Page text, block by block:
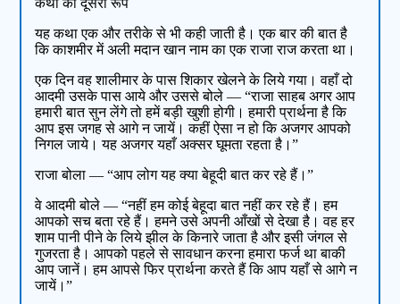
कथा का दूसरा रूप
यह कथा एक और तरीके से भी कही जाती है। एक बार की बात है
कि काशमीर में अली मदान खान नाम का एक राजा राज करता था।
एक दिन वह शालीमार के पास शिकार खेलने के लिये गया। वहाँ दो
आदमी उसके पास आये और उससे बोले — “राजा साहब अगर आप
हमारी बात सुन लेंगे तो हमें बड़ी खुशी होगी। हमारी प्रार्थना है कि
आप इस जगह से आगे न जायें। कहीं ऐसा न हो कि अजगर आपको
निगल जाये। यह अजगर यहाँ अक्सर घूमता रहता है।”
राजा बोला — “आप लोग यह क्या बेहूदी बात कर रहे हैं।”
वे आदमी बोले — “नहीं हम कोई बेहूदा बात नहीं कर रहे हैं। हम
आपको सच बता रहे हैं। हमने उसे अपनी आँखों से देखा है। वह हर
शाम पानी पीने के लिये झील के किनारे जाता है और इसी जंगल से
गुजरता है। आपको पहले से सावधान करना हमारा फर्ज था बाकी
आप जानें। हम आपसे फिर प्रार्थना करते हैं कि आप यहाँ से आगे न
जायें।”